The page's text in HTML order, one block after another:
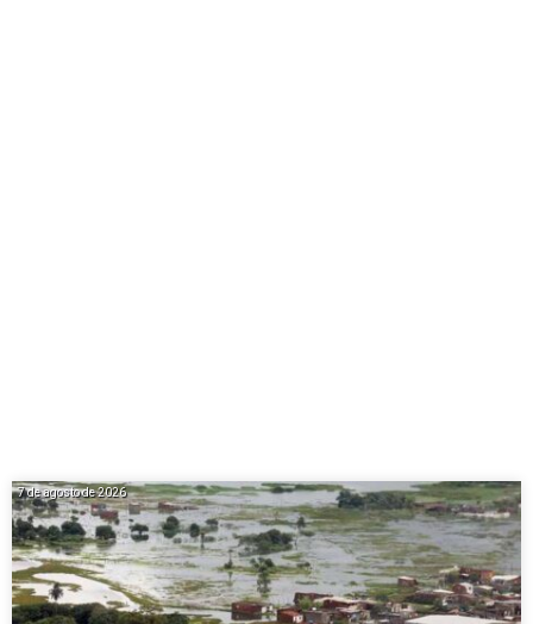
7 de agosto de 2026